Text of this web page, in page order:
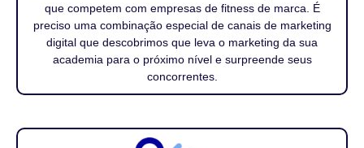
que competem com empresas de fitness de marca. É
preciso uma combinação especial de canais de marketing
digital que descobrimos que leva o marketing da sua
academia para o próximo nível e surpreende seus
concorrentes.